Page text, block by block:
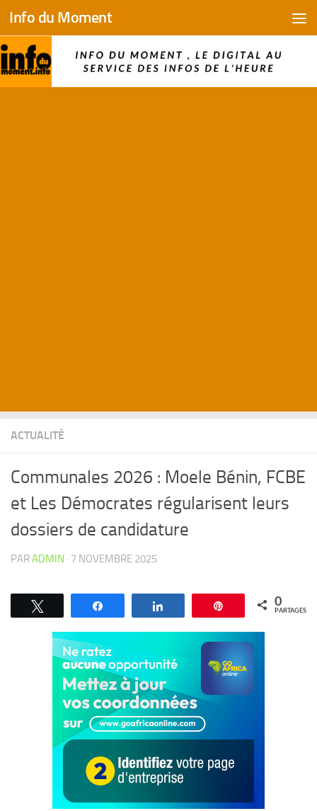
Skip to content
Info du Moment
ACTUALITÉ
Communales 2026 : Moele Bénin, FCBE
et Les Démocrates régularisent leurs
dossiers de candidature
PARADMIN · 7 NOVEMBRE 2025
Épingle 0
PARTAGES